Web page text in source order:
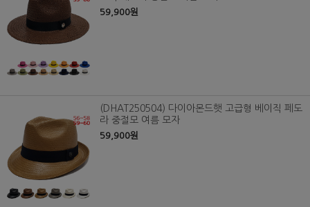
59,900원
(DHAT250504) 다이아몬드햇 고급형 베이직 페도
라 중절모 여름 모자
59,900원